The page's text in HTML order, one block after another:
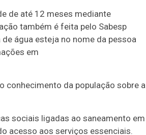
de até 12 meses mediante
também é feita pelo Sabesp
água esteja no nome da pessoa
em
conhecimento da população sobre a
sociais ligadas ao saneamento em
acesso aos serviços essenciais.